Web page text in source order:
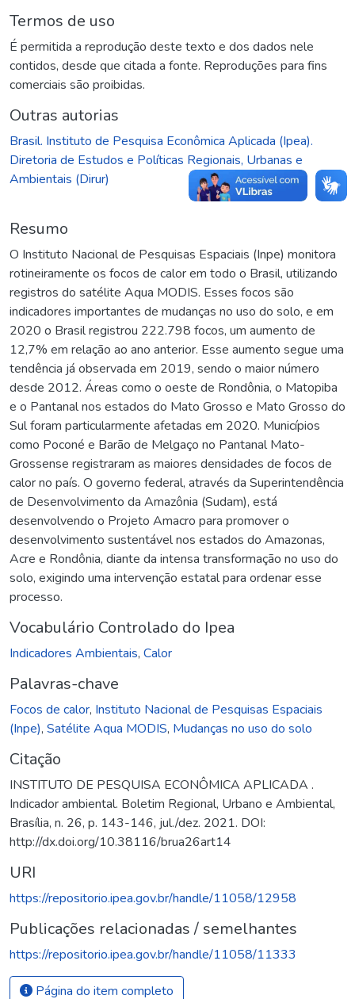
Termos de uso
É permitida a reprodução deste texto e dos dados nele
contidos, desde que citada a fonte. Reproduções para fins
comerciais são proibidas.
Outras autorias
Brasil. Instituto de Pesquisa Econômica Aplicada (Ipea).
Diretoria de Estudos e Políticas Regionais, Urbanas e
Ambientais (Dirur)
Resumo
O Instituto Nacional de Pesquisas Espaciais (Inpe) monitora
rotineiramente os focos de calor em todo o Brasil, utilizando
registros do satélite Aqua MODIS. Esses focos são
indicadores importantes de mudanças no uso do solo, e em
2020 o Brasil registrou 222.798 focos, um aumento de
12,7% em relação ao ano anterior. Esse aumento segue uma
tendência já observada em 2019, sendo o maior número
desde 2012. Áreas como o oeste de Rondônia, o Matopiba
e o Pantanal nos estados do Mato Grosso e Mato Grosso do
Sul foram particularmente afetadas em 2020. Municípios
como Poconé e Barão de Melgaço no Pantanal Mato-
Grossense registraram as maiores densidades de focos de
calor no país. O governo federal, através da Superintendência
de Desenvolvimento da Amazônia (Sudam), está
desenvolvendo o Projeto Amacro para promover o
desenvolvimento sustentável nos estados do Amazonas,
Acre e Rondônia, diante da intensa transformação no uso do
solo, exigindo uma intervenção estatal para ordenar esse
processo.
Vocabulário Controlado do Ipea
Indicadores Ambientais, Calor
Palavras-chave
Focos de calor, Instituto Nacional de Pesquisas Espaciais
(Inpe), Satélite Aqua MODIS, Mudanças no uso do solo
Citação
INSTITUTO DE PESQUISA ECONÔMICA APLICADA .
Indicador ambiental. Boletim Regional, Urbano e Ambiental,
Brasília, n. 26, p. 143-146, jul./dez. 2021. DOI:
http://dx.doi.org/10.38116/brua26art14
URI
https://repositorio.ipea.gov.br/handle/11058/12958
Publicações relacionadas / semelhantes
https://repositorio.ipea.gov.br/handle/11058/11333
Página do item completo